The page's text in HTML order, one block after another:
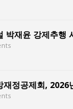
박재윤 강제추행
재정공제회, 2026